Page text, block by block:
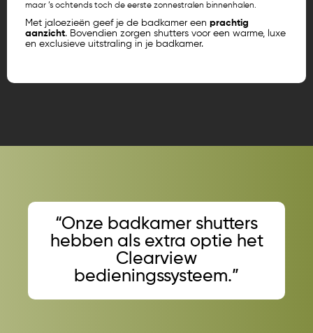
maar ’s ochtends toch de eerste zonnestralen binnenhalen.
Met jaloezieën geef je de badkamer een prachtig
aanzicht. Bovendien zorgen shutters voor een warme, luxe
en exclusieve uitstraling in je badkamer.
“Onze badkamer shutters
hebben als extra optie het
Clearview
bedieningssysteem.”